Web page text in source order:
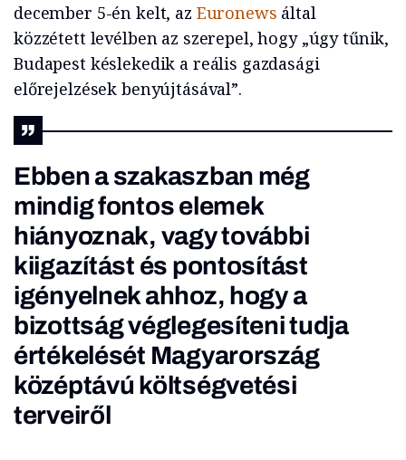
december 5-én kelt, az Euronews által
közzétett levélben az szerepel, hogy „úgy tűnik,
Budapest késlekedik a reális gazdasági
előrejelzések benyújtásával”.
Ebben a szakaszban még
mindig fontos elemek
hiányoznak, vagy további
kiigazítást és pontosítást
igényelnek ahhoz, hogy a
bizottság véglegesíteni tudja
értékelését Magyarország
középtávú költségvetési
terveiről